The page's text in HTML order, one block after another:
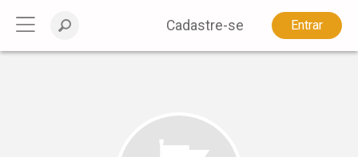
Cadastre-se Entrar